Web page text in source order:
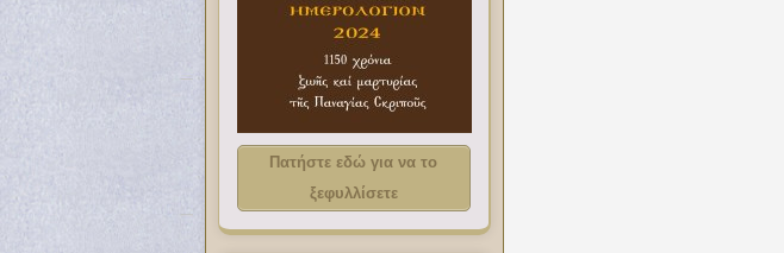
Πατήστε εδώ για να το
ξεφυλλίσετε